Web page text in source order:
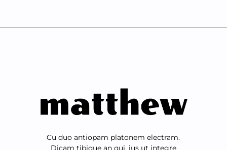
Cu duo antiopam platonem electram.
Dicam tibique an qui, ius ut integre